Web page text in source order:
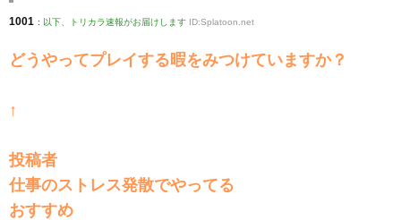
1001 : 以下、トリカラ速報がお届けします ID:Splatoon.net
どうやってプレイする暇をみつけていますか？
↑
投稿者
仕事のストレス発散でやってる
おすすめ